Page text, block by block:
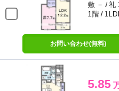
敷 － / 礼
1階 /
お問い合わせ(無料)
5.85